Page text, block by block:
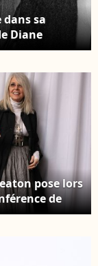
sa
Diane
Photo : The
pose lors
de
le Book